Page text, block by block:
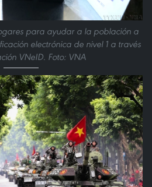
para ayudar a la población a
electrónica de nivel 1 a través
VNeID. Foto: VNA